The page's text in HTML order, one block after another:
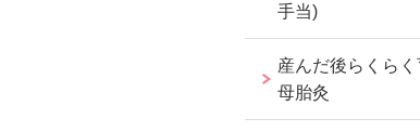
手当)
産んだ後らくらく
母胎灸